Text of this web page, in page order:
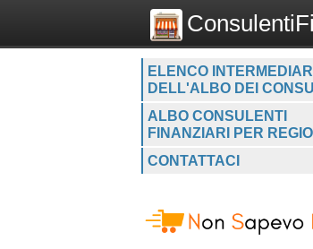
ELENCO INTERMEDIARI
DELL'ALBO DEI
ALBO CONSULENTI
FINANZIARI PER
CONTATTACI